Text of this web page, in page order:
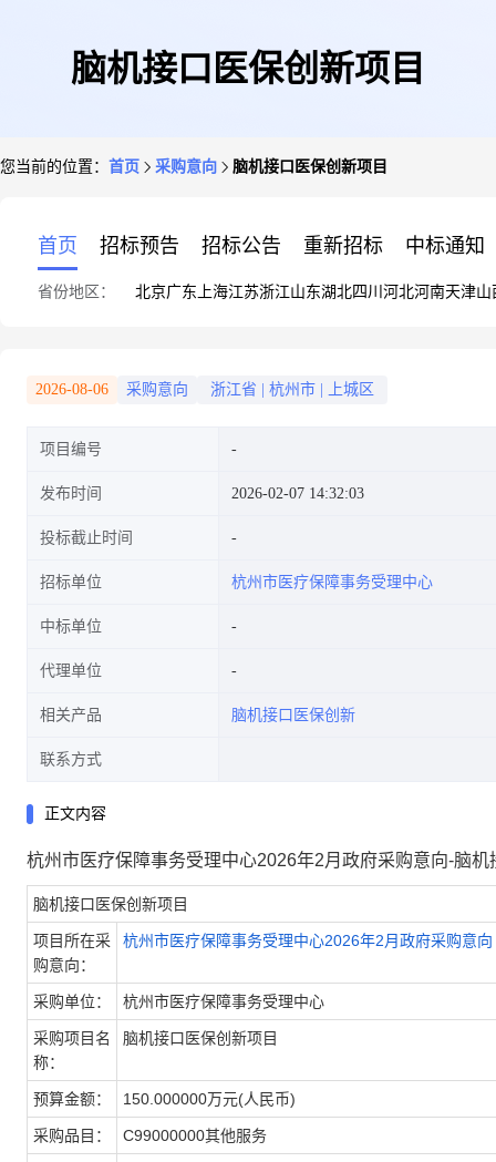
脑机接口医保创新项目
您当前的位置： 首页 采购意向 脑机接口医保创新项目
首页 招标预告 招标公告 重新招标 中标通知
省份地区： 北京广东 上海江苏浙江山东湖北四川 河北河南天津山
2026-08-06 采购意向 浙江省 杭州市 上城区
项目编号
发布时间 2026-02-07 14:32:03
投标截止时间
招标单位 杭州市医疗保障事务受理中心
中标单位
代理单位
相关产品 脑机接口医保创新
联系方式
正文内容
杭州市医疗保障事务受理中心2026年2月政府采购意向-脑
脑机接口医保创新项目
项目所在采
购意向：
杭州市医疗保障事务受理中心2026年2月政府采购意向
采购单位： 杭州市医疗保障事务受理中心
采购项目名
称：
脑机接口医保创新项目
预算金额： 150.000000万元(人民币)
采购品目： C99000000其他服务